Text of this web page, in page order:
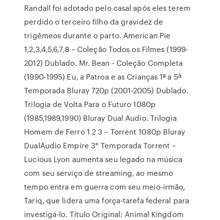
Randall foi adotado pelo casal após eles terem
perdido o terceiro filho da gravidez de
trigêmeos durante o parto. American Pie
1,2,3,4,5,6,7,8 – Coleção Todos os Filmes (1999-
2012) Dublado. Mr. Bean - Coleção Completa
(1990-1995) Eu, a Patroa e as Crianças 1ª a 5ª
Temporada Bluray 720p (2001-2005) Dublado.
Trilogia de Volta Para o Futuro 1080p
(1985,1989,1990) Bluray Dual Audio. Trilogia
Homem de Ferro 1 2 3 – Torrent 1080p Bluray
DualAudio Empire 3° Temporada Torrent –
Lucious Lyon aumenta seu legado na música
com seu serviço de streaming, ao mesmo
tempo entra em guerra com seu meio-irmão,
Tariq, que lidera uma força-tarefa federal para
investigá-lo. Título Original: Animal Kingdom